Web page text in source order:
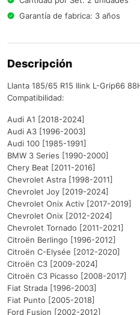
Garantía de fabrica: 3 años
Descripción
Llanta 185/65 R15 Ilink L-Grip66
Compatibilidad:
Audi A1 [2018-2024]
Audi A3 [1996-2003]
Audi 100 [1985-1991]
BMW 3 Series [1990-2000]
Chery Beat [2011-2016]
Chevrolet Astra [1998-2011]
Chevrolet Joy [2019-2024]
Chevrolet Onix Activ [2017-2019]
Chevrolet Onix [2012-2024]
Chevrolet Tornado [2011-2021]
Citroën Berlingo [1996-2012]
Citroën C-Elysée [2012-2020]
Citroën C3 [2009-2024]
Citroën C3 Picasso [2008-2017]
Fiat Strada [1996-2003]
Fiat Punto [2005-2018]
Ford Fusion [2002-2012]